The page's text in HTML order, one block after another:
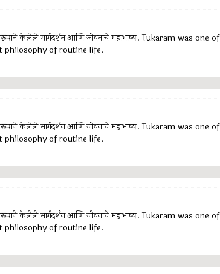
केलेले मार्गदर्शन आणि जीवनाचे महाभाष्य. Tukaram was one of
philosophy of routine life.
केलेले मार्गदर्शन आणि जीवनाचे महाभाष्य. Tukaram was one of
philosophy of routine life.
केलेले मार्गदर्शन आणि जीवनाचे महाभाष्य. Tukaram was one of
philosophy of routine life.